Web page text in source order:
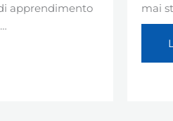
mai
Leggi